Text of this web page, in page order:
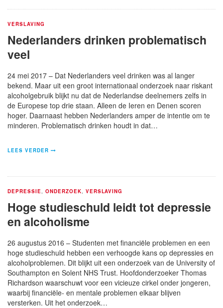
VERSLAVING
Nederlanders drinken problematisch
veel
24 mei 2017 – Dat Nederlanders veel drinken was al langer
bekend. Maar uit een groot internationaal onderzoek naar riskant
alcoholgebruik blijkt nu dat de Nederlandse deelnemers zelfs in
de Europese top drie staan. Alleen de Ieren en Denen scoren
hoger. Daarnaast hebben Nederlanders amper de intentie om te
minderen. Problematisch drinken houdt in dat…
LEES VERDER
DEPRESSIE ONDERZOEK VERSLAVING
Hoge studieschuld leidt tot depressie
en alcoholisme
26 augustus 2016 – Studenten met financiële problemen en een
hoge studieschuld hebben een verhoogde kans op depressies en
alcoholproblemen. Dit blijkt uit een onderzoek van de University of
Southampton en Solent NHS Trust. Hoofdonderzoeker Thomas
Richardson waarschuwt voor een vicieuze cirkel onder jongeren,
waarbij financiële- en mentale problemen elkaar blijven
versterken. Uit het onderzoek…